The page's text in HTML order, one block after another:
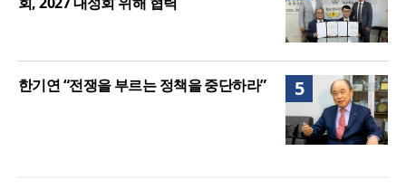
5
한기연 “전쟁을 부르는 정책을 중단하라”